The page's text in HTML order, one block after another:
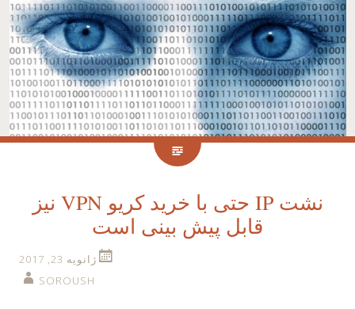
نشت IP حتی با خرید کریو VPN نیز
قابل پیش بینی است
ژانویه 23, 2017
SOROUSH